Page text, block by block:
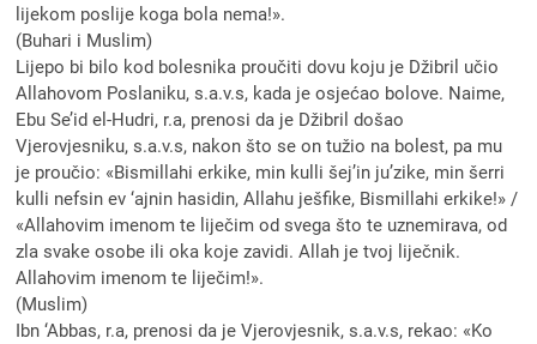
lijekom poslije koga bola nema!».
(Buhari i Muslim)
Lijepo bi bilo kod bolesnika proučiti dovu koju je Džibril učio
Allahovom Poslaniku, s.a.v.s, kada je osjećao bolove. Naime,
Ebu Se’id el-Hudri, r.a, prenosi da je Džibril došao
Vjerovjesniku, s.a.v.s, nakon što se on tužio na bolest, pa mu
je proučio: «Bismillahi erkike, min kulli šej’in ju’zike, min šerri
kulli nefsin ev ‘ajnin hasidin, Allahu ješfike, Bismillahi erkike!» /
«Allahovim imenom te liječim od svega što te uznemirava, od
zla svake osobe ili oka koje zavidi. Allah je tvoj liječnik.
Allahovim imenom te liječim!».
(Muslim)
Ibn ‘Abbas, r.a, prenosi da je Vjerovjesnik, s.a.v.s, rekao: «Ko